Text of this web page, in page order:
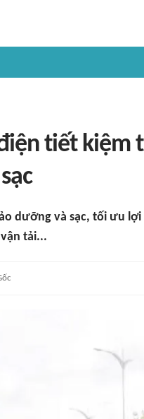
tiết kiệm
dưỡng và sạc, tối ưu
tải...